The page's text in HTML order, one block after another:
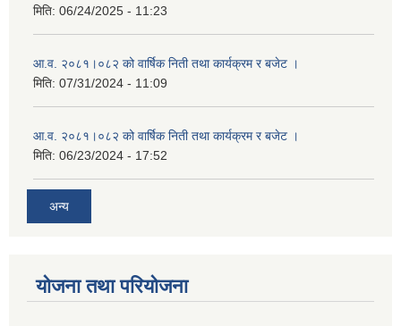
मिति: 06/24/2025 - 11:23
आ.व. २०८१।०८२ को वार्षिक निती तथा कार्यक्रम र बजेट ।
मिति: 07/31/2024 - 11:09
आ.व. २०८१।०८२ को वार्षिक निती तथा कार्यक्रम र बजेट ।
मिति: 06/23/2024 - 17:52
अन्य
योजना तथा परियोजना